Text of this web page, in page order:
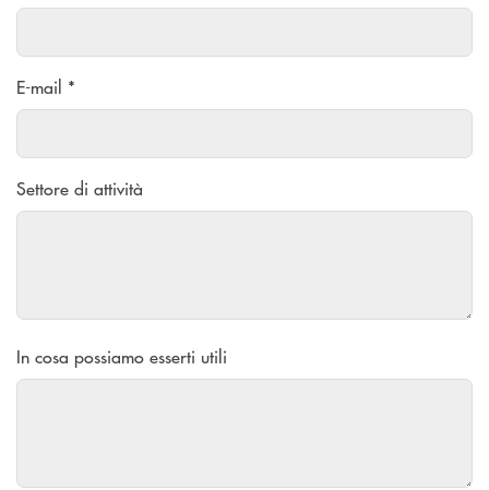
E-mail *
Settore di attività
In cosa possiamo esserti utili